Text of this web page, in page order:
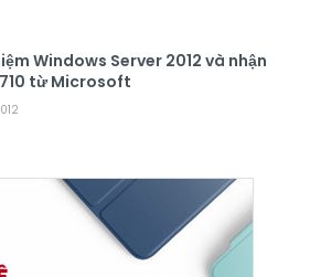
Windows Server 2012 và nhận
từ Microsoft